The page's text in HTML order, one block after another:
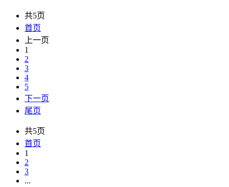
共5页
首页
上一页
1
2
3
4
5
下一页
尾页
共5页
首页
1
2
3
...